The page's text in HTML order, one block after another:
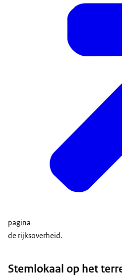
pagina
de rijksoverheid.
Stemlokaal op het